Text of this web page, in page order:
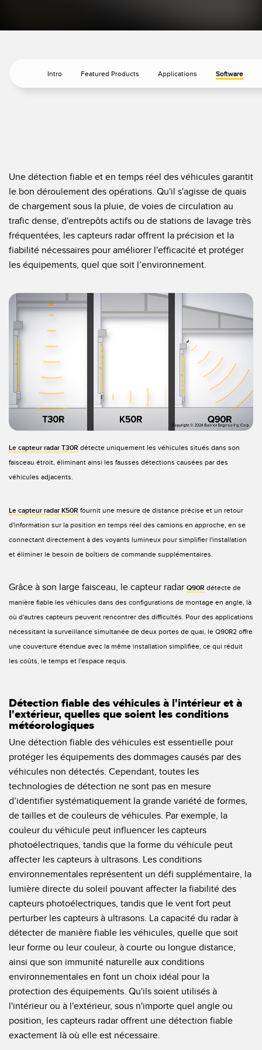
Câbles
LOGICIELS
Banner Measurement Sensor Software
TECHNOLOGY
Capteurs avec IO-Link
Intro Featured Products Applications Software
Une détection fiable et en temps réel des véhicules garantit
le bon déroulement des opérations. Qu'il s'agisse de quais
de chargement sous la pluie, de voies de circulation au
trafic dense, d'entrepôts actifs ou de stations de lavage très
fréquentées, les capteurs radar offrent la précision et la
fiabilité nécessaires pour améliorer l'efficacité et protéger
les équipements, quel que soit l’environnement.
Le capteur radar T30R détecte uniquement les véhicules situés dans son
faisceau étroit, éliminant ainsi les fausses détections causées par des
véhicules adjacents.
Le capteur radar K50R fournit une mesure de distance précise et un retour
d'information sur la position en temps réel des camions en approche, en se
connectant directement à des voyants lumineux pour simplifier l'installation
et éliminer le besoin de boîtiers de commande supplémentaires.
Grâce à son large faisceau, le capteur radar Q90R détecte de
manière fiable les véhicules dans des configurations de montage en angle, là
où d'autres capteurs peuvent rencontrer des difficultés. Pour des applications
nécessitant la surveillance simultanée de deux portes de quai, le Q90R2 offre
une couverture étendue avec la même installation simplifiée, ce qui réduit
les coûts, le temps et l'espace requis.
Détection fiable des véhicules à l'intérieur et à
l'extérieur, quelles que soient les conditions
météorologiques
Une détection fiable des véhicules est essentielle pour
protéger les équipements des dommages causés par des
véhicules non détectés. Cependant, toutes les
technologies de détection ne sont pas en mesure
d’identifier systématiquement la grande variété de formes,
de tailles et de couleurs de véhicules. Par exemple, la
couleur du véhicule peut influencer les capteurs
photoélectriques, tandis que la forme du véhicule peut
affecter les capteurs à ultrasons. Les conditions
environnementales représentent un défi supplémentaire, la
lumière directe du soleil pouvant affecter la fiabilité des
capteurs photoélectriques, tandis que le vent fort peut
perturber les capteurs à ultrasons. La capacité du radar à
détecter de manière fiable les véhicules, quelle que soit
leur forme ou leur couleur, à courte ou longue distance,
ainsi que son immunité naturelle aux conditions
environnementales en font un choix idéal pour la
protection des équipements. Qu'ils soient utilisés à
l'intérieur ou à l'extérieur, sous n'importe quel angle ou
position, les capteurs radar offrent une détection fiable
exactement là où elle est nécessaire.